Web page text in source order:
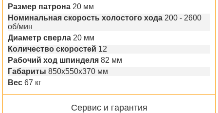
Размер патрона 20 мм
Номинальная скорость холостого хода 200 - 2600
об/мин
Диаметр сверла 20 мм
Количество скоростей 12
Рабочий ход шпинделя 82 мм
Габариты 850х550х370 мм
Вес 67 кг
Сервис и гарантия